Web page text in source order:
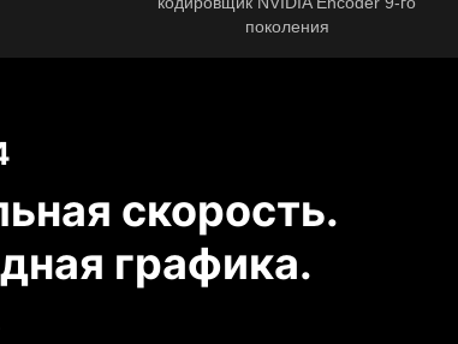
поколения
скорость.
графика.